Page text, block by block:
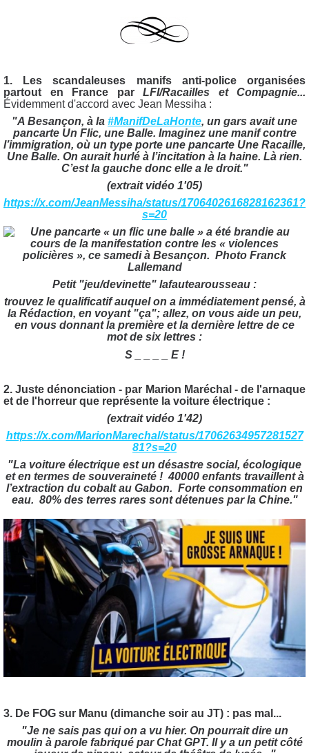
1. Les scandaleuses manifs anti-police organisées
partout en France par LFI/Racailles et Compagnie...
Évidemment d'accord avec Jean Messiha :
"A Besançon, à la #ManifDeLaHonte, un gars avait une
pancarte Un Flic, une Balle. Imaginez une manif contre
l’immigration, où un type porte une pancarte Une Racaille,
Une Balle. On aurait hurlé à l’incitation à la haine. Là rien.
C’est la gauche donc elle a le droit."
(extrait vidéo 1'05)
https://x.com/JeanMessiha/status/1706402616828162361?
s=20
Petit "jeu/devinette" lafautearousseau :
trouvez le qualificatif auquel on a immédiatement pensé, à
la Rédaction, en voyant "ça"; allez, on vous aide un peu,
en vous donnant la première et la dernière lettre de ce
mot de six lettres :
S _ _ _ _ E !
2. Juste dénonciation - par Marion Maréchal - de l'arnaque
et de l'horreur que représente la voiture électrique :
(extrait vidéo 1'42)
https://x.com/MarionMarechal/status/17062634957281527
81?s=20
"La voiture électrique est un désastre social, écologique
et en termes de souveraineté ! 40000 enfants travaillent à
l’extraction du cobalt au Gabon. Forte consommation en
eau. 80% des terres rares sont détenues par la Chine."
3. De FOG sur Manu (dimanche soir au JT) : pas mal...
"Je ne sais pas qui on a vu hier. On pourrait dire un
moulin à parole fabriqué par Chat GPT. Il y a un petit côté